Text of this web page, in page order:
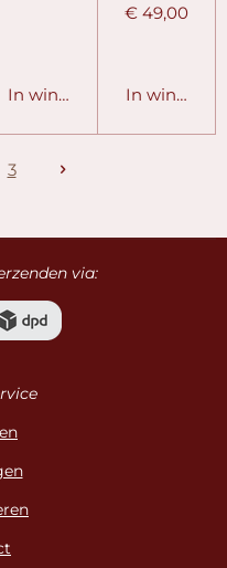
In winkelwagen
€ 49,00
In
3
via: